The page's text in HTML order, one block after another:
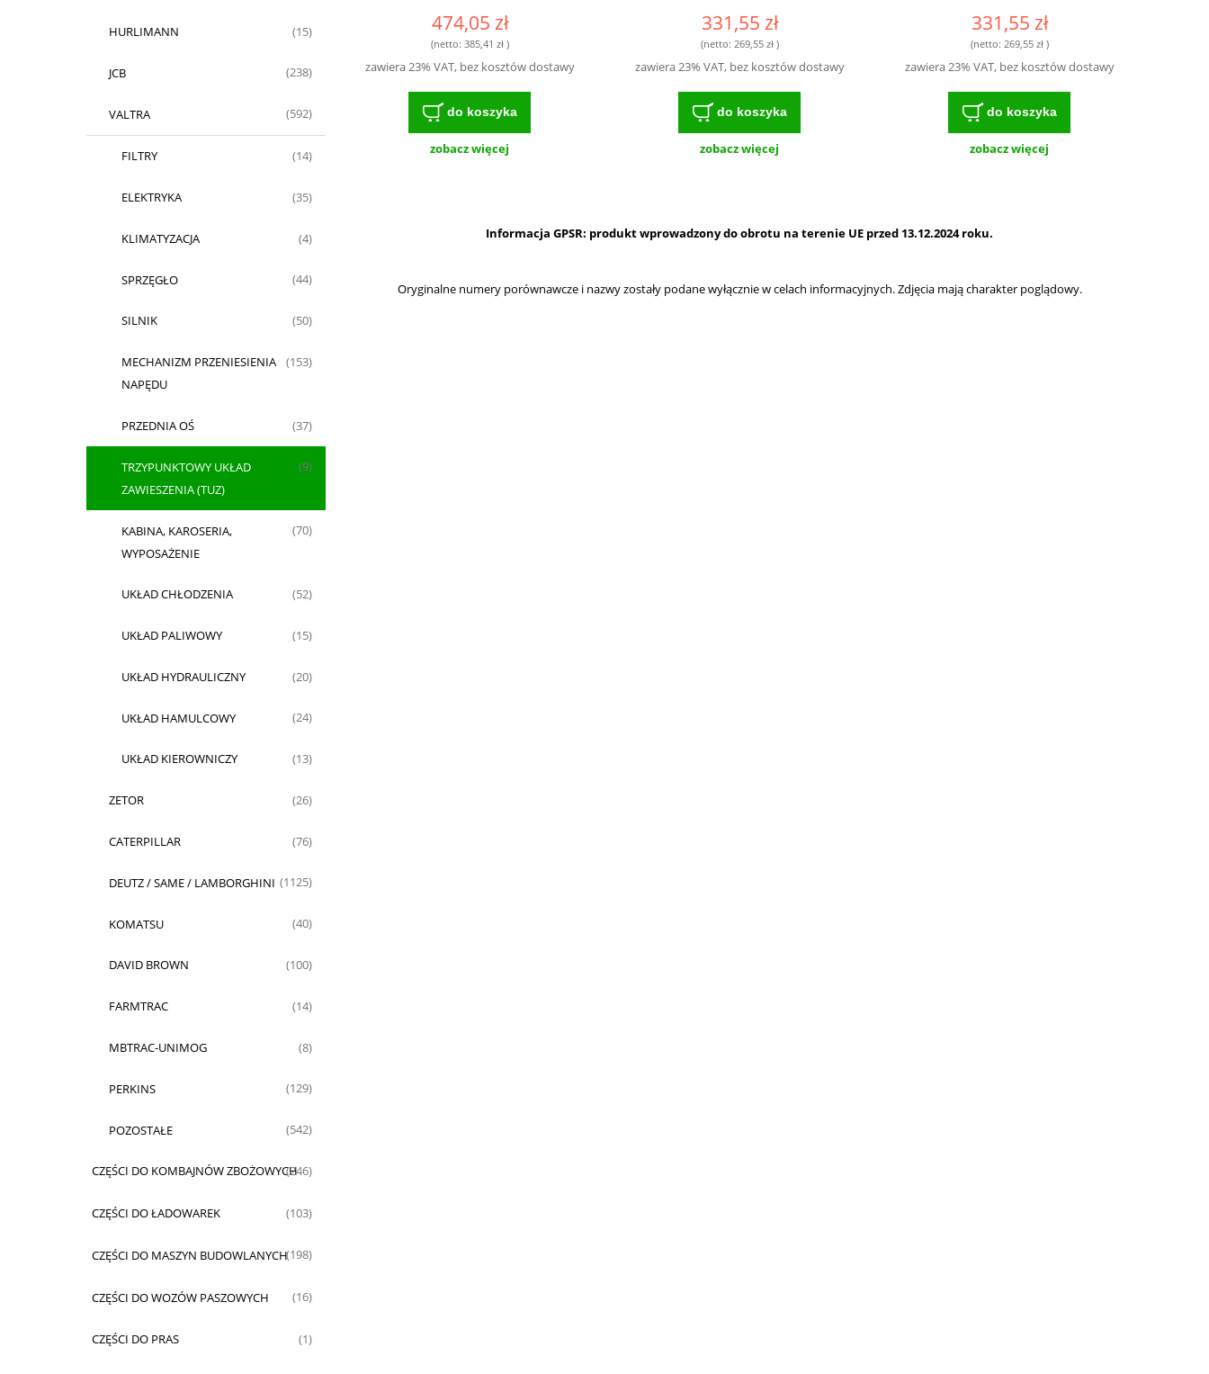
HURLIMANN (15)
JCB (238)
VALTRA (592)
FILTRY (14)
ELEKTRYKA (35)
KLIMATYZACJA (4)
SPRZĘGŁO (44)
SILNIK (50)
MECHANIZM PRZENIESIENIA
NAPĘDU
(153)
PRZEDNIA OŚ (37)
TRZYPUNKTOWY UKŁAD
ZAWIESZENIA (TUZ)
(9)
KABINA, KAROSERIA,
WYPOSAŻENIE
(70)
UKŁAD CHŁODZENIA (52)
UKŁAD PALIWOWY (15)
UKŁAD HYDRAULICZNY (20)
UKŁAD HAMULCOWY (24)
UKŁAD KIEROWNICZY (13)
ZETOR (26)
CATERPILLAR (76)
DEUTZ / SAME / LAMBORGHINI (1125)
KOMATSU (40)
DAVID BROWN (100)
FARMTRAC (14)
MBTRAC-UNIMOG (8)
PERKINS (129)
POZOSTAŁE (542)
CZĘŚCI DO KOMBAJNÓW ZBOŻOWYCH(246)
CZĘŚCI DO ŁADOWAREK (103)
CZĘŚCI DO MASZYN BUDOWLANYCH(198)
CZĘŚCI DO WOZÓW PASZOWYCH (16)
CZĘŚCI DO PRAS (1)
474,05 zł
(netto: 385,41 zł)
zawiera 23% VAT, bez kosztów dostawy
do koszyka
zobacz więcej
331,55 zł
(netto: 269,55 zł)
zawiera 23% VAT, bez kosztów dostawy
do koszyka
zobacz więcej
331,55 zł
(netto: 269,55 zł)
zawiera 23% VAT, bez kosztów dostawy
do koszyka
zobacz więcej
Informacja GPSR: produkt wprowadzony do obrotu na terenie UE przed 13.12.2024 roku.
Oryginalne numery porównawcze i nazwy zostały podane wyłącznie w celach informacyjnych. Zdjęcia mają charakter poglądowy.